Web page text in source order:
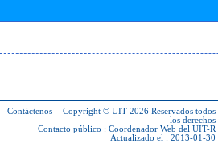
- Contáctenos - Copyright © UIT 2026 Reservados todos
los derechos
Contacto público : Coordenador Web del UIT-R
Actualizado el : 2013-01-30